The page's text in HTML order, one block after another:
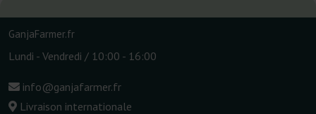
GanjaFarmer.fr
Lundi - Vendredi / 10:00 - 16:00
info@ganjafarmer.fr
Livraison internationale